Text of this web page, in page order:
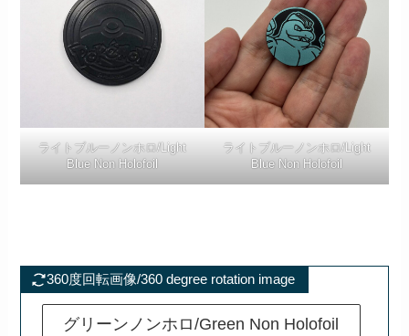
ライトブルーノンホロ/Light
Blue Non Holofoil
ライトブルーノンホロ/Light
Blue Non Holofoil
360度回転画像/360 degree rotation image
グリーンノンホロ/Green Non Holofoil